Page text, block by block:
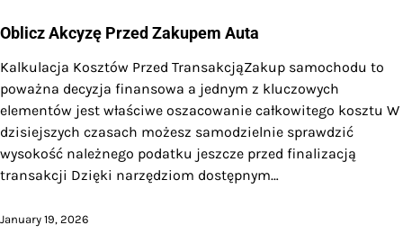
Oblicz Akcyzę Przed Zakupem Auta
Kalkulacja Kosztów Przed TransakcjąZakup samochodu to
poważna decyzja finansowa a jednym z kluczowych
elementów jest właściwe oszacowanie całkowitego kosztu W
dzisiejszych czasach możesz samodzielnie sprawdzić
wysokość należnego podatku jeszcze przed finalizacją
transakcji Dzięki narzędziom dostępnym…
January 19, 2026